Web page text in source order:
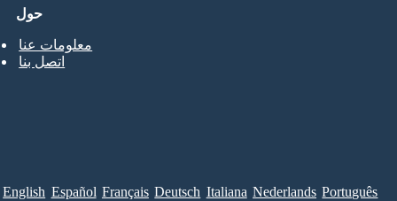
حول
معلومات عنا
اتصل بنا
English Español Français Deutsch Italiana Nederlands Português